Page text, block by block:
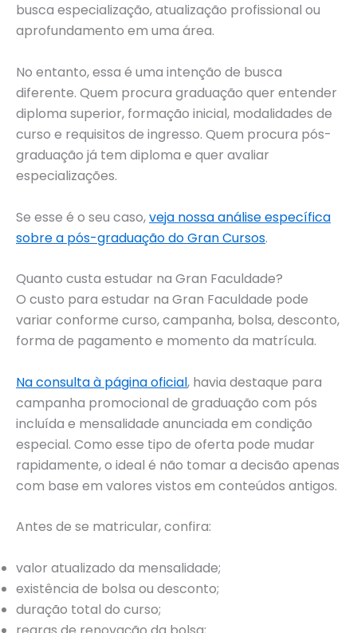
busca especialização, atualização profissional ou
aprofundamento em uma área.
No entanto, essa é uma intenção de busca
diferente. Quem procura graduação quer entender
diploma superior, formação inicial, modalidades de
curso e requisitos de ingresso. Quem procura pós-
graduação já tem diploma e quer avaliar
especializações.
Se esse é o seu caso,veja nossa análise específica
sobre a pós-graduação do Gran Cursos.
Quanto custa estudar na Gran Faculdade?
O custo para estudar na Gran Faculdade pode
variar conforme curso, campanha, bolsa, desconto,
forma de pagamento e momento da matrícula.
Na consulta à página oficial, havia destaque para
campanha promocional de graduação com pós
incluída e mensalidade anunciada em condição
especial. Como esse tipo de oferta pode mudar
rapidamente, o ideal é não tomar a decisão apenas
com base em valores vistos em conteúdos antigos.
Antes de se matricular, confira:
valor atualizado da mensalidade;
existência de bolsa ou desconto;
duração total do curso;